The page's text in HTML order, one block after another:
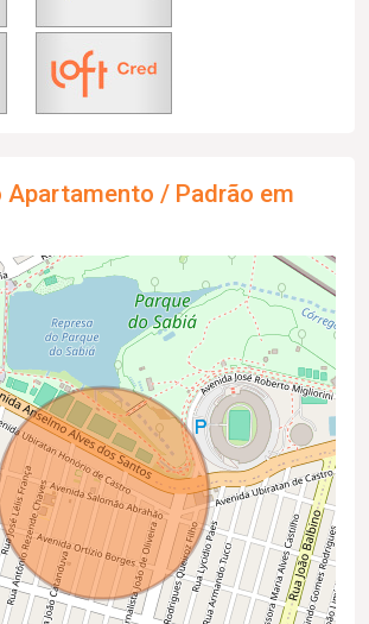
Apartamento / Padrão em